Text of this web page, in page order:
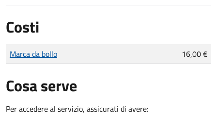
Costi
Tipo di pagamento
Importo
Marca da bollo 16,00 €
Cosa serve
Per accedere al servizio, assicurati di avere: